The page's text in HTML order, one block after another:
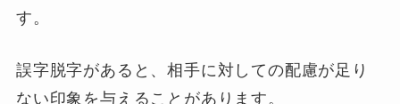
す。
誤字脱字があると、相手に対しての配慮が足り
ない印象を与えることがあります。